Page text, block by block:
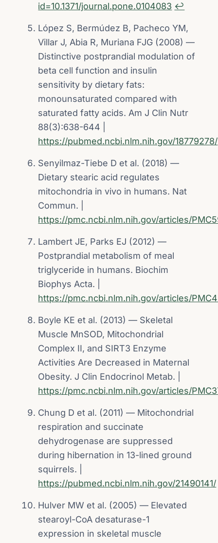
id=10.1371/journal.pone.0104083 ↩︎
López S, Bermúdez B, Pacheco YM,
Villar J, Abia R, Muriana FJG (2008) —
Distinctive postprandial modulation of
beta cell function and insulin
sensitivity by dietary fats:
monounsaturated compared with
saturated fatty acids. Am J Clin Nutr
88(3):638-644 |
https://pubmed.ncbi.nlm.nih.gov/18779278/
Senyilmaz-Tiebe D et al. (2018) —
Dietary stearic acid regulates
mitochondria in vivo in humans. Nat
Commun. |
https://pmc.ncbi.nlm.nih.gov/articles/
Lambert JE, Parks EJ (2012) —
Postprandial metabolism of meal
triglyceride in humans. Biochim
Biophys Acta. |
https://pmc.ncbi.nlm.nih.gov/articles/
Boyle KE et al. (2013) — Skeletal
Muscle MnSOD, Mitochondrial
Complex II, and SIRT3 Enzyme
Activities Are Decreased in Maternal
Obesity. J Clin Endocrinol Metab. |
https://pmc.ncbi.nlm.nih.gov/articles/
Chung D et al. (2011) — Mitochondrial
respiration and succinate
dehydrogenase are suppressed
during hibernation in 13-lined ground
squirrels. |
https://pubmed.ncbi.nlm.nih.gov/21490141/
Hulver MW et al. (2005) — Elevated
stearoyl-CoA desaturase-1
expression in skeletal muscle